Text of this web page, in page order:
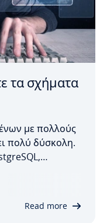
τα σχήματα
με πολλούς
πολύ δύσκολη.
Read more